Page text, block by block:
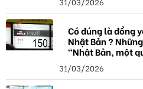
Có đúng là đồng
Nhật Bản ?
"Nhật Bản, một
31/03/2026